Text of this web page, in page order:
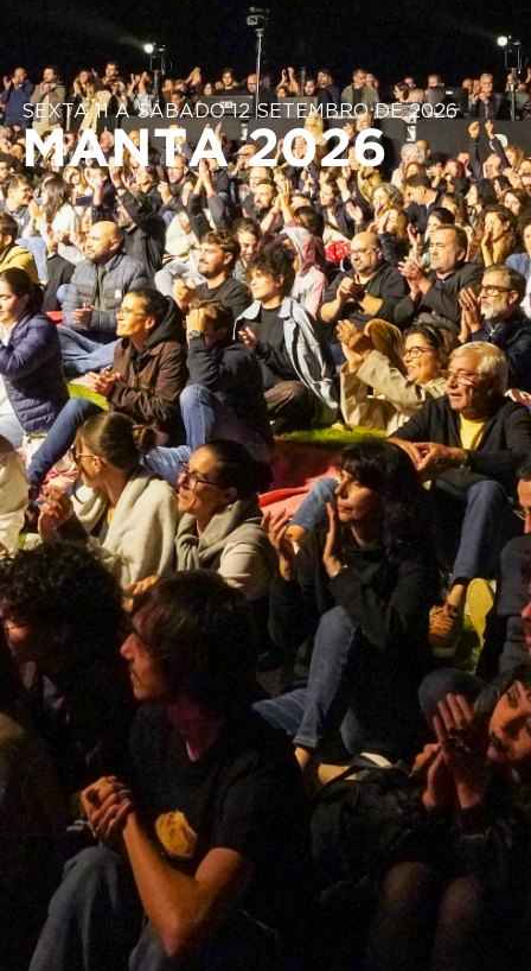
SEXTA 11 A SÁBADO 12 SETEMBRO DE 2026
MANTA 2026